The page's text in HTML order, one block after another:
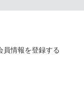
員情報を登録する